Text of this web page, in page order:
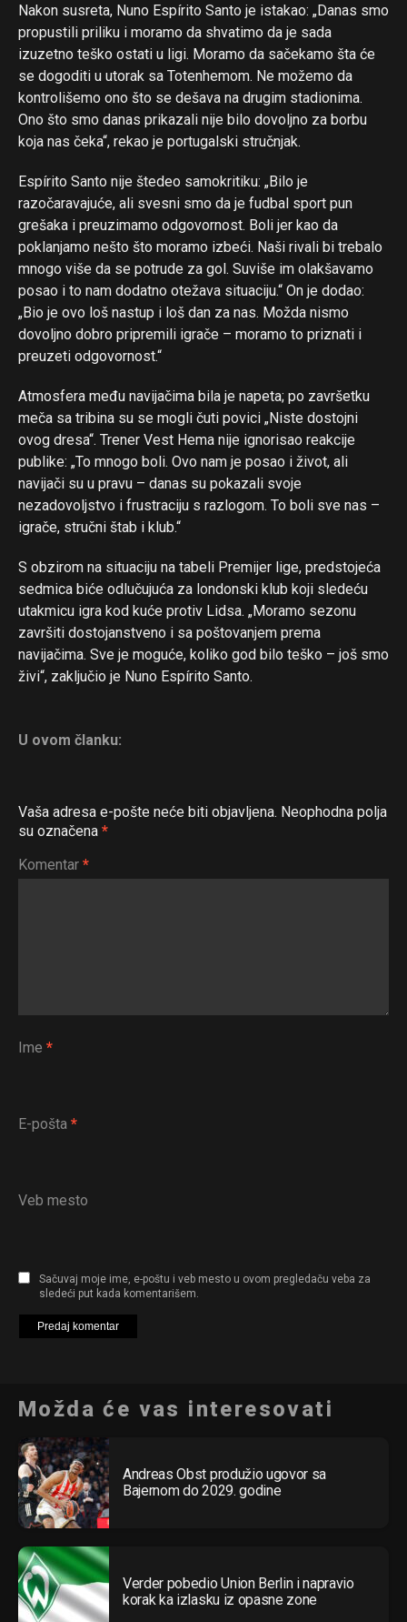
Nakon susreta, Nuno Espírito Santo je istakao: „Danas smo
propustili priliku i moramo da shvatimo da je sada
izuzetno teško ostati u ligi. Moramo da sačekamo šta će
se dogoditi u utorak sa Totenhemom. Ne možemo da
kontrolišemo ono što se dešava na drugim stadionima.
Ono što smo danas prikazali nije bilo dovoljno za borbu
koja nas čeka“, rekao je portugalski stručnjak.
Espírito Santo nije štedeo samokritiku: „Bilo je
razočaravajuće, ali svesni smo da je fudbal sport pun
grešaka i preuzimamo odgovornost. Boli jer kao da
poklanjamo nešto što moramo izbeći. Naši rivali bi trebalo
mnogo više da se potrude za gol. Suviše im olakšavamo
posao i to nam dodatno otežava situaciju.“ On je dodao:
„Bio je ovo loš nastup i loš dan za nas. Možda nismo
dovoljno dobro pripremili igrače – moramo to priznati i
preuzeti odgovornost.“
Atmosfera među navijačima bila je napeta; po završetku
meča sa tribina su se mogli čuti povici „Niste dostojni
ovog dresa“. Trener Vest Hema nije ignorisao reakcije
publike: „To mnogo boli. Ovo nam je posao i život, ali
navijači su u pravu – danas su pokazali svoje
nezadovoljstvo i frustraciju s razlogom. To boli sve nas –
igrače, stručni štab i klub.“
S obzirom na situaciju na tabeli Premijer lige, predstojeća
sedmica biće odlučujuća za londonski klub koji sledeću
utakmicu igra kod kuće protiv Lidsa. „Moramo sezonu
završiti dostojanstveno i sa poštovanjem prema
navijačima. Sve je moguće, koliko god bilo teško – još smo
živi“, zaključio je Nuno Espírito Santo.
U ovom članku:
Vaša adresa e-pošte neće biti objavljena. Neophodna polja
su označena *
Komentar *
Ime *
E-pošta *
Veb mesto
Sačuvaj moje ime, e-poštu i veb mesto u ovom pregledaču veba za
sledeći put kada komentarišem.
Možda će vas interesovati
Andreas Obst produžio ugovor sa
Bajernom do 2029. godine
Verder pobedio Union Berlin i napravio
korak ka izlasku iz opasne zone